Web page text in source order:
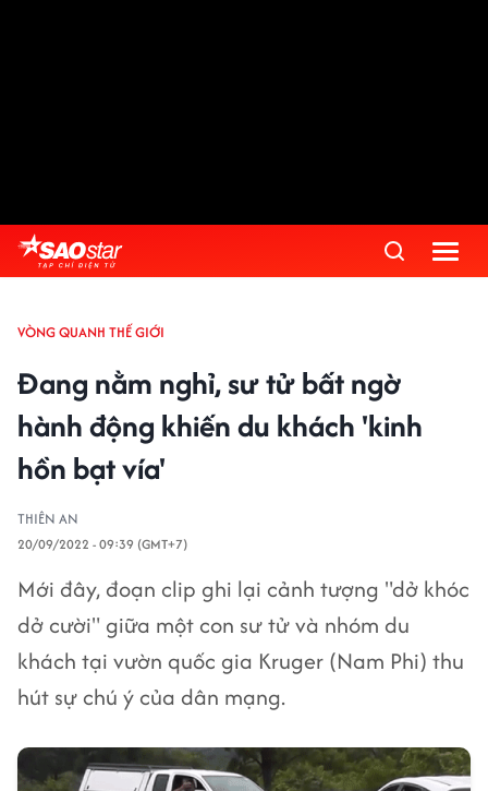
VÒNG QUANH THẾ GIỚI
Đang nằm nghỉ, sư tử bất ngờ
hành động khiến du khách 'kinh
hồn bạt vía'
THIÊN AN
20/09/2022 - 09:39 (GMT+7)
Mới đây, đoạn clip ghi lại cảnh tượng "dở khóc
dở cười" giữa một con sư tử và nhóm du
khách tại vườn quốc gia Kruger (Nam Phi) thu
hút sự chú ý của dân mạng.